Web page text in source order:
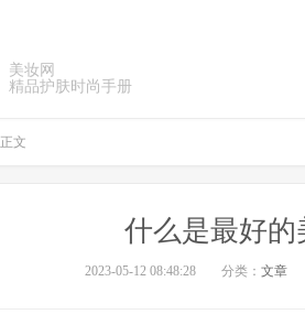
美妆网
精品护肤时尚手册
正文
什么是最好的
2023-05-12 08:48:28 分类： 文章